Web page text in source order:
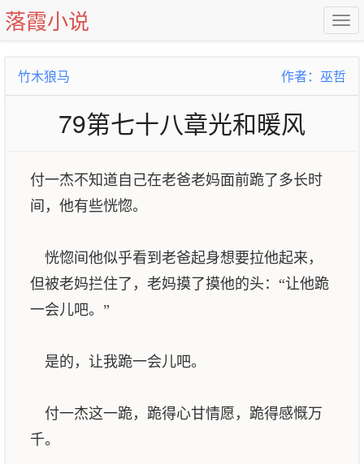
落霞小说
竹木狼马 作者：巫哲
79第七十八章光和暖风
付一杰不知道自己在老爸老妈面前跪了多长时
间，他有些恍惚。
恍惚间他似乎看到老爸起身想要拉他起来，
但被老妈拦住了，老妈摸了摸他的头：“让他跪
一会儿吧。”
是的，让我跪一会儿吧。
付一杰这一跪，跪得心甘情愿，跪得感慨万
千。